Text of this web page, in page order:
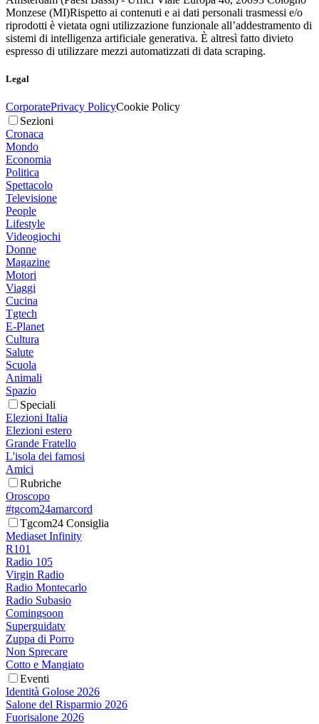
Monzese (MI)Rispetto ai contenuti e ai dati personali trasmessi e/o
riprodotti è vietata ogni utilizzazione funzionale all’addestramento di
sistemi di intelligenza artificiale generativa. È altresì fatto divieto
espresso di utilizzare mezzi automatizzati di data scraping.
Legal
CorporatePrivacy PolicyCookie Policy
Sezioni
Cronaca
Mondo
Economia
Politica
Spettacolo
Televisione
People
Lifestyle
Videogiochi
Donne
Magazine
Motori
Viaggi
Cucina
Tgtech
E-Planet
Cultura
Salute
Scuola
Animali
Spazio
Speciali
Elezioni Italia
Elezioni estero
Grande Fratello
L'isola dei famosi
Amici
Rubriche
Oroscopo
#tgcom24amarcord
Tgcom24 Consiglia
Mediaset Infinity
R101
Radio 105
Virgin Radio
Radio Montecarlo
Radio Subasio
Comingsoon
Superguidatv
Zuppa di Porro
Non Sprecare
Cotto e Mangiato
Eventi
Identità Golose 2026
Salone del Risparmio 2026
Fuorisalone 2026